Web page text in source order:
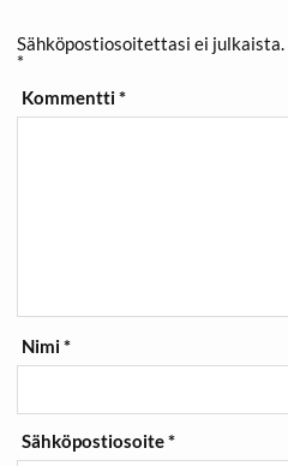
Sähköpostiosoitettasi ei julkaista.
*
Kommentti*
Nimi*
Sähköpostiosoite*